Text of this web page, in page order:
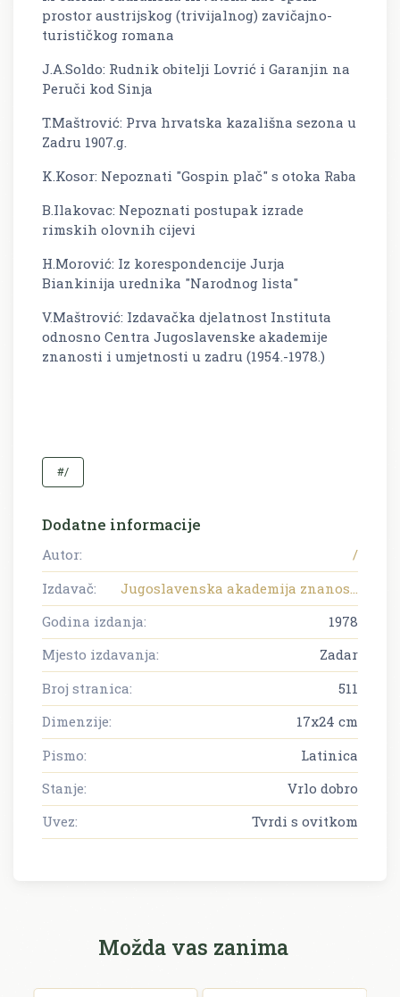
prostor austrijskog (trivijalnog) zavičajno-
turističkog romana
J.A.Soldo: Rudnik obitelji Lovrić i Garanjin na
Peruči kod Sinja
T.Maštrović: Prva hrvatska kazališna sezona u
Zadru 1907.g.
K.Kosor: Nepoznati "Gospin plač" s otoka Raba
B.Ilakovac: Nepoznati postupak izrade
rimskih olovnih cijevi
H.Morović: Iz korespondencije Jurja
Biankinija urednika "Narodnog lista"
V.Maštrović: Izdavačka djelatnost Instituta
odnosno Centra Jugoslavenske akademije
znanosti i umjetnosti u zadru (1954.-1978.)
#/
Dodatne informacije
Autor:
/
Izdavač:
Jugoslavenska akademija znanos...
Godina izdanja:
1978
Mjesto izdavanja:
Zadar
Broj stranica:
511
Dimenzije:
17x24 cm
Pismo:
Latinica
Stanje:
Vrlo dobro
Uvez:
Tvrdi s ovitkom
Možda vas zanima